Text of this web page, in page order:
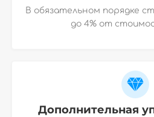
В обязательном порядке
до 4% от
Дополнительная